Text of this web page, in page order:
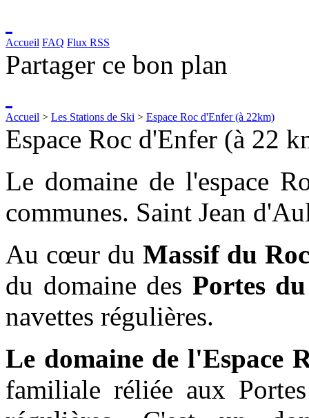
Accueil FAQ Flux RSS
Partager ce bon plan
Accueil > Les Stations de Ski > Espace Roc d'Enfer (à 22km)
Espace Roc d'Enfer (à 22
Le domaine de l'espace
communes. Saint Jean
Au cœur du Massif du
du domaine des Portes
navettes régulières.
Le domaine de l'Espace
familiale réliée aux